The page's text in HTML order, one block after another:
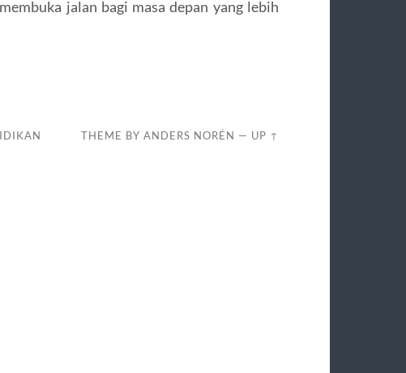
jalan bagi masa depan yang lebih
THEME BYANDERS NORÉN — UP ↑